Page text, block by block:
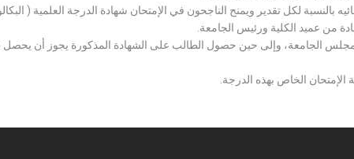
بالنسبة لكل تقدير ويمنح الناجحون في الإمتحان شهادة الدرجة العلمية (
من عميد الكلية ورئيس الجامعة.
الجامعة، وإلى حين حصول الطالب على الشهادة المذكورة يجوز أن يحصل
الإمتحان الخاص بهذه الدرجة.